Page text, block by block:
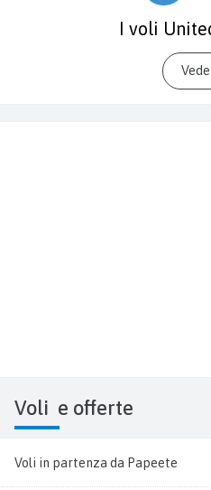
I voli
Voli e offerte
Voli in partenza da Papeete